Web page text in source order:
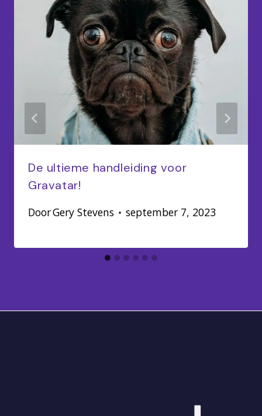
De ultieme handleiding voor
Gravatar!
DoorGery Stevens september 7, 2023